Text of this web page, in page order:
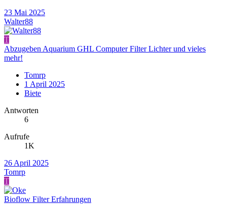
23 Mai 2025
Walter88
T
Abzugeben Aquarium GHL Computer Filter Lichter und vieles
mehr!
Tomrp
1 April 2025
Biete
Antworten
6
Aufrufe
1K
26 April 2025
Tomrp
T
Bioflow Filter Erfahrungen